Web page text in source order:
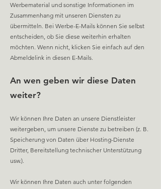
Werbematerial und sonstige Informationen im
Zusammenhang mit unseren Diensten zu
übermitteln. Bei Werbe-E-Mails können Sie selbst
entscheiden, ob Sie diese weiterhin erhalten
möchten. Wenn nicht, klicken Sie einfach auf den
Abmeldelink in diesen E-Mails.
An wen geben wir diese Daten
weiter?
Wir können Ihre Daten an unsere Dienstleister
weitergeben, um unsere Dienste zu betreiben (z. B.
Speicherung von Daten über Hosting-Dienste
Dritter, Bereitstellung technischer Unterstützung
usw.).
Wir können Ihre Daten auch unter folgenden